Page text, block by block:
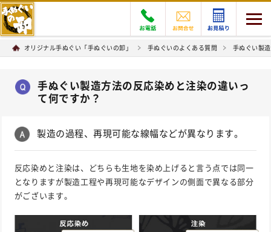
オリジナル手ぬぐい「手ぬぐいの卸」 手ぬぐいのよくある質問 手ぬぐい製
手ぬぐい製造方法の反応染めと注染の違いっ
て何ですか？
製造の過程、再現可能な線幅などが異なります。
反応染めと注染は、どちらも生地を染め上げると言う点では同一
となりますが製造工程や再現可能なデザインの側面で異なる部分
がございます。